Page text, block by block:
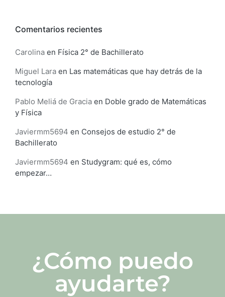
Comentarios recientes
Carolina en Física 2° de Bachillerato
Miguel Lara en Las matemáticas que hay detrás de la
tecnología
Pablo Meliá de Gracia en Doble grado de Matemáticas
y Física
Javiermm5694 en Consejos de estudio 2° de
Bachillerato
Javiermm5694 en Studygram: qué es, cómo
empezar…
¿Cómo puedo
ayudarte?